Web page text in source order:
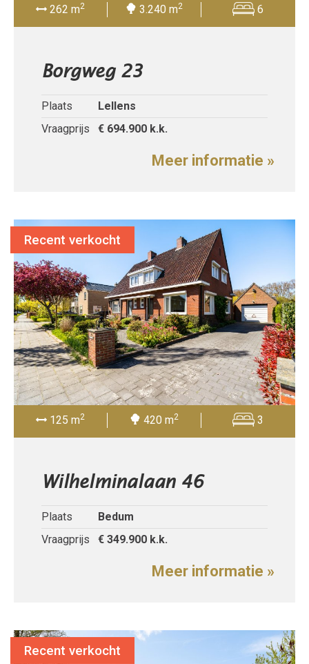
262 m2 3.240 m2 6
Borgweg 23
Plaats
Lellens
Vraagprijs
€ 694.900 k.k.
Meer informatie »
125 m2 420 m2 3
Wilhelminalaan 46
Plaats
Bedum
Vraagprijs
€ 349.900 k.k.
Meer informatie »
Recent verkocht
Recent verkocht